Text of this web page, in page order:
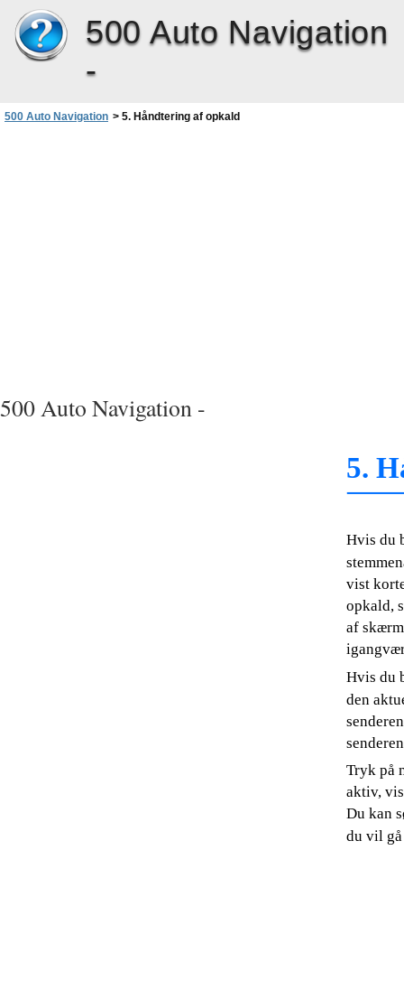
500 Auto Navigation
-
500 Auto Navigation > 5. Håndtering af opkald
500 Auto Navigation -
5.
Hvis du
vist
opkald,
af
Hvis du
den
Tryk på
aktiv,
Du kan
du vil